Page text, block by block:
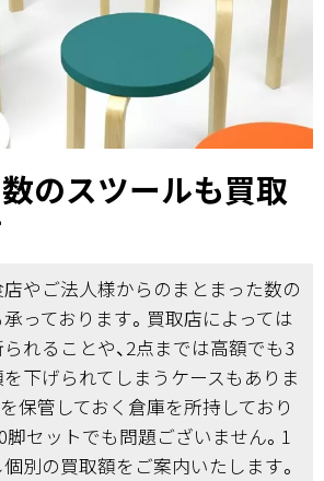
のスツールも買取
やご法人様からのまとまった数の
っております。買取店によっては
れることや、2点までは高額でも3
下げられてしまうケースもありま
保管しておく倉庫を所持しており
脚セットでも問題ございません。1
別の買取額をご案内いたします。